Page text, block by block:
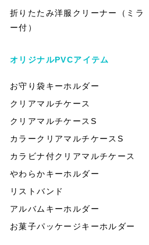
折りたたみ洋服クリーナー（ミラ
ー付）
オリジナルPVCアイテム
お守り袋キーホルダー
クリアマルチケース
クリアマルチケースS
カラークリアマルチケースS
カラビナ付クリアマルチケース
やわらかキーホルダー
リストバンド
アルバムキーホルダー
お菓子パッケージキーホルダー